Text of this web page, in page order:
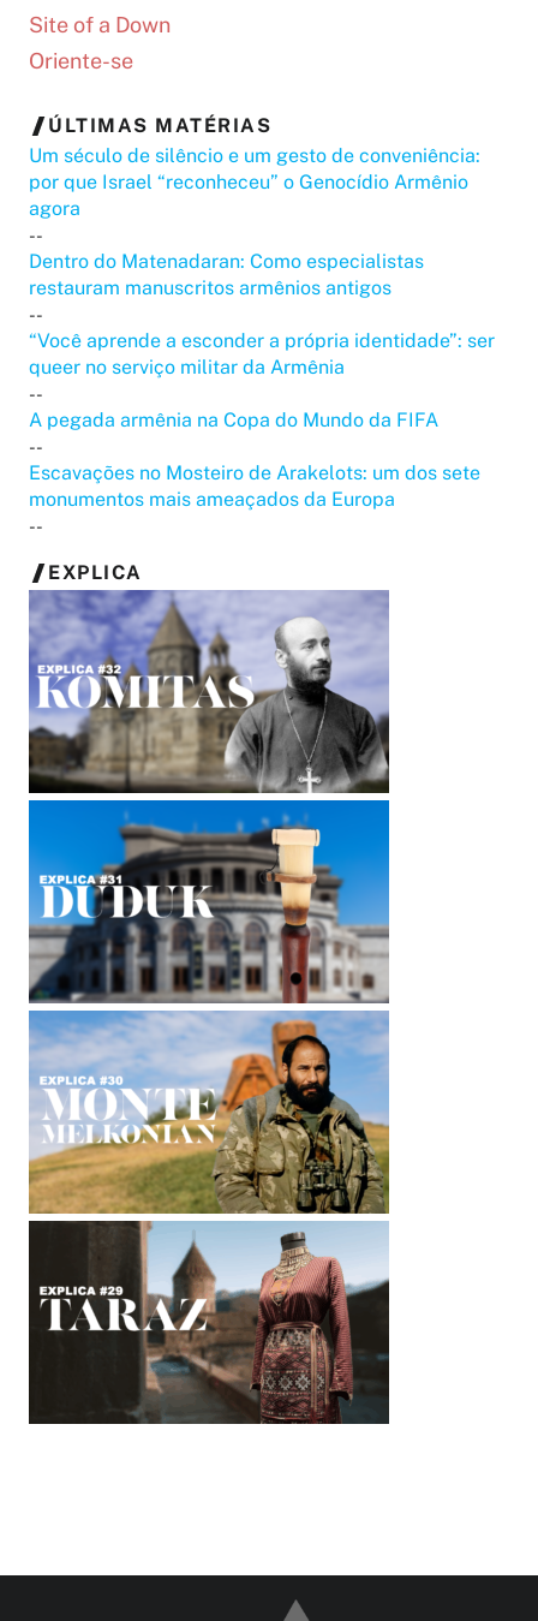
Site of a Down
Oriente-se
ÚLTIMAS MATÉRIAS
Um século de silêncio e um gesto de conveniência:
por que Israel “reconheceu” o Genocídio Armênio
agora
--
Dentro do Matenadaran: Como especialistas
restauram manuscritos armênios antigos
--
“Você aprende a esconder a própria identidade”: ser
queer no serviço militar da Armênia
--
A pegada armênia na Copa do Mundo da FIFA
--
Escavações no Mosteiro de Arakelots: um dos sete
monumentos mais ameaçados da Europa
--
EXPLICA